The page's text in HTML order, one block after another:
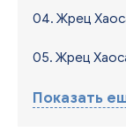
04. Жрец
05. Жрец
Показать